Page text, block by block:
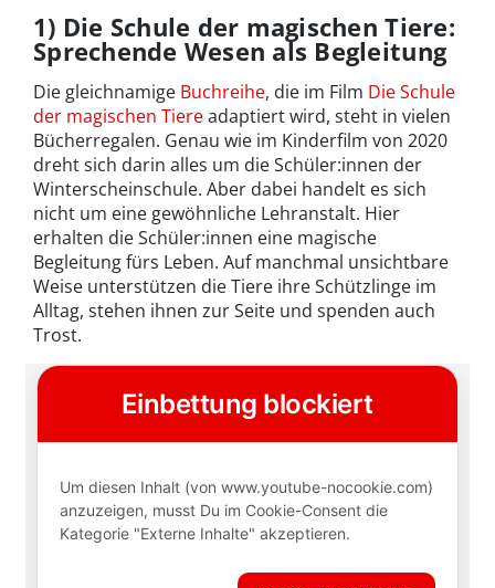
1) Die Schule der magischen Tiere:
Sprechende Wesen als Begleitung
Die gleichnamige Buchreihe, die im Film Die Schule
der magischen Tiereadaptiert wird, steht in vielen
Bücherregalen. Genau wie im Kinderfilm von 2020
dreht sich darin alles um die Schüler:innen der
Winterscheinschule. Aber dabei handelt es sich
nicht um eine gewöhnliche Lehranstalt. Hier
erhalten die Schüler:innen eine magische
Begleitung fürs Leben. Auf manchmal unsichtbare
Weise unterstützen die Tiere ihre Schützlinge im
Alltag, stehen ihnen zur Seite und spenden auch
Trost.